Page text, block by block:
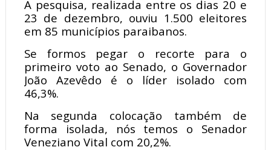
A pesquisa, realizada entre os dias 20 e
23 de dezembro, ouviu 1.500 eleitores
em 85 municípios paraibanos.
Se formos pegar o recorte para o
primeiro voto ao Senado, o Governador
João Azevêdo é o líder isolado com
46,3%.
Na segunda colocação também de
forma isolada, nós temos o Senador
Veneziano Vital com 20,2%.